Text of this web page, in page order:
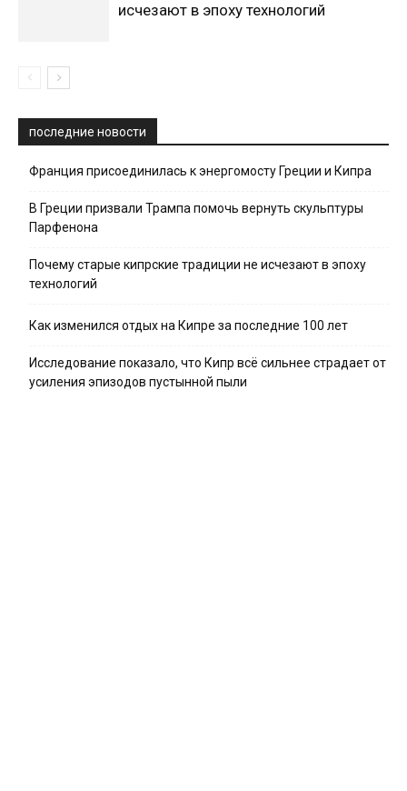
исчезают в эпоху технологий
последние новости
Франция присоединилась к энергомосту Греции и Кипра
В Греции призвали Трампа помочь вернуть скульптуры
Парфенона
Почему старые кипрские традиции не исчезают в эпоху
технологий
Как изменился отдых на Кипре за последние 100 лет
Исследование показало, что Кипр всё сильнее страдает от
усиления эпизодов пустынной пыли